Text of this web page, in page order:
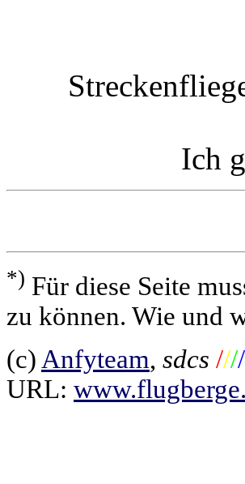
Ich
*) Für diese Seite
zu können. Wie und
(c)Anfyteam, sdcs ////
URL: